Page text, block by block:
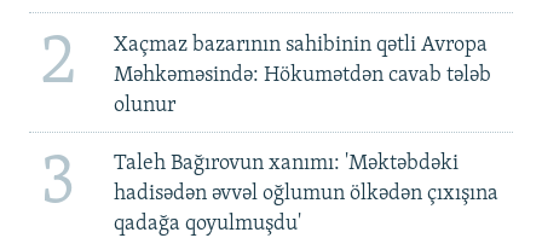
2
Xaçmaz bazarının sahibinin qətli Avropa
Məhkəməsində: Hökumətdən cavab tələb
olunur
3
Taleh Bağırovun xanımı: 'Məktəbdəki
hadisədən əvvəl oğlumun ölkədən çıxışına
qadağa qoyulmuşdu'